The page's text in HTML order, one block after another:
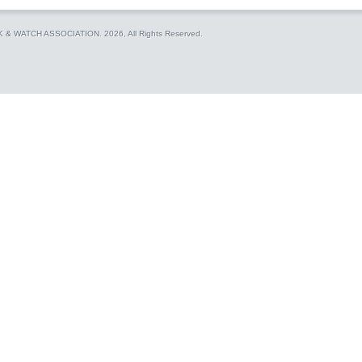
WATCH ASSOCIATION. 2026, All Rights Reserved.